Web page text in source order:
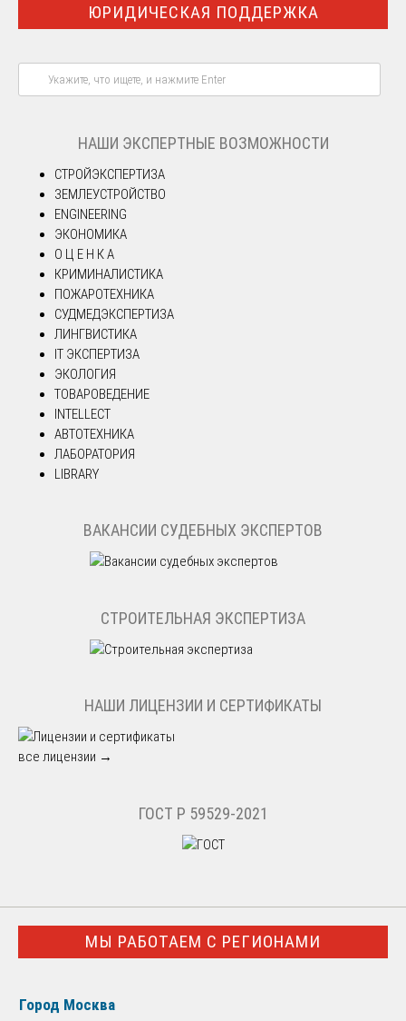
ЮРИДИЧЕСКАЯ ПОДДЕРЖКА
НАШИ ЭКСПЕРТНЫЕ ВОЗМОЖНОСТИ
СТРОЙЭКСПЕРТИЗА
ЗЕМЛЕУСТРОЙСТВО
ENGINEERING
ЭКОНОМИКА
О Ц Е Н К А
КРИМИНАЛИСТИКА
ПОЖАРОТЕХНИКА
СУДМЕДЭКСПЕРТИЗА
ЛИНГВИСТИКА
IT ЭКСПЕРТИЗА
ЭКОЛОГИЯ
ТОВАРОВЕДЕНИЕ
INTELLECT
АВТОТЕХНИКА
ЛАБОРАТОРИЯ
LIBRARY
ВАКАНСИИ СУДЕБНЫХ ЭКСПЕРТОВ
СТРОИТЕЛЬНАЯ ЭКСПЕРТИЗА
НАШИ ЛИЦЕНЗИИ И СЕРТИФИКАТЫ
все лицензии →
ГОСТ Р 59529-2021
МЫ РАБОТАЕМ С РЕГИОНАМИ
Город Москва